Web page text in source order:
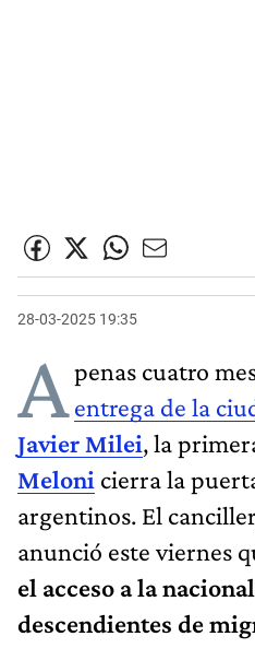
28-03-2025 19:35
Apenas cuatro
entrega de la
Javier Milei, la
Meloni cierra la
argentinos. El
anunció este viernes
el acceso a la
descendientes de